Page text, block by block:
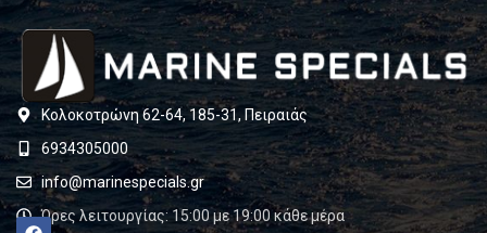
Κολοκοτρώνη 62-64, 185-31, Πειραιάς
6934305000
info@marinespecials.gr
Ώρες λειτουργίας: 15:00 με 19:00 κάθε μέρα